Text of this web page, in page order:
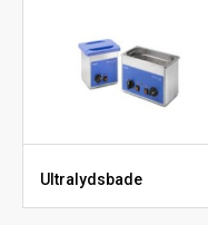
Ultralydsbade